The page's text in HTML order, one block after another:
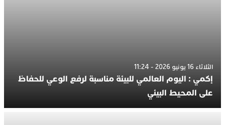
الثلاثاء 16 يونيو 2026 - 11:24
إكمي : اليوم العالمي للبيئة مناسبة لرفع الوعي للحفاظ
على المحيط البيئي